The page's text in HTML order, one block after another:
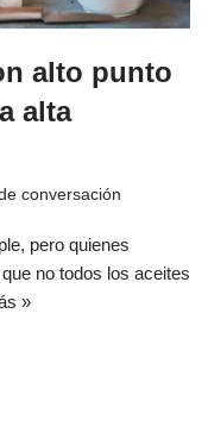
alto punto
alta
conversación
pero quienes
no todos los aceites
»